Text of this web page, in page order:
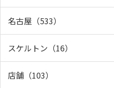
名古屋（533）
スケルトン（16）
店舗（103）